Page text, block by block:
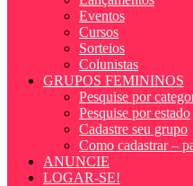
Eventos
Cursos
Sorteios
Colunistas
GRUPOS FEMININOS
Pesquise por
Pesquise por estado
Cadastre seu grupo
Como cadastrar –
ANUNCIE
LOGAR-SE!